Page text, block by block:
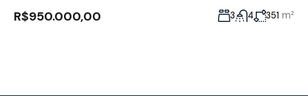
R$950.000,00 3 4 351 m²